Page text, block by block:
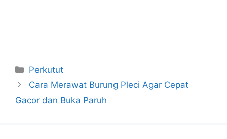
Categories
Perkutut
Cara Merawat Burung Pleci Agar Cepat
Gacor dan Buka Paruh